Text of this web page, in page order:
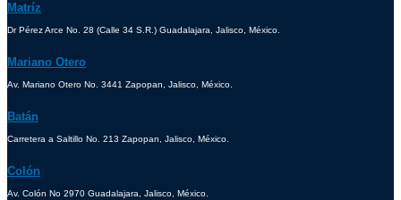
Matríz
Dr Pérez Arce No. 28 (Calle 34 S.R.) Guadalajara, Jalisco, México.
Mariano Otero
Av. Mariano Otero No. 3441 Zapopan, Jalisco, México.
Batán
Carretera a Saltillo No. 213 Zapopan, Jalisco, México.
Colón
Av. Colón No 2970 Guadalajara, Jalisco, México.